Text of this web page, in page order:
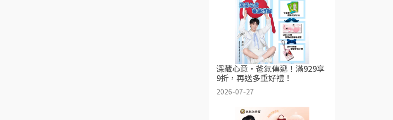
深藏心意・爸氣傳遞！滿929享
9折，再送多重好禮！
2026-07-27